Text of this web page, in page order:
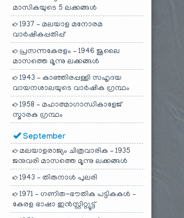
മാസികയുടെ 5 ലക്കങ്ങൾ
1937 – മലയാള മനോരമ
വാർഷികപ്പതിപ്പ്
പ്രസന്നകേരളം – 1946 ജൂലൈ
മാസത്തെ മൂന്നു ലക്കങ്ങൾ
1943 – കാഞ്ഞിരപ്പള്ളി സഹൃദയ
വായനശാലയുടെ വാർഷിക ഗ്രന്ഥം
1958 – മഹാത്മാഗാന്ധികാളേജ്
സ്മാരക ഗ്രന്ഥം
September
മലയാളരാജ്യം ചിത്രവാരിക – 1935
ജനുവരി മാസത്തെ മൂന്നു ലക്കങ്ങൾ
1943 – തിരുനാൾ പുലരി
1971 – ഗണിത-ഭൗതിക പട്ടികകൾ –
കേരള ഭാഷാ ഇൻസ്റ്റിറ്റ്യൂട്ട്